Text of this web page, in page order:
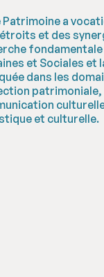
Patrimoine a
et des
fondamentale
et Sociales et
dans les
patrimoniale,
et culturelle.